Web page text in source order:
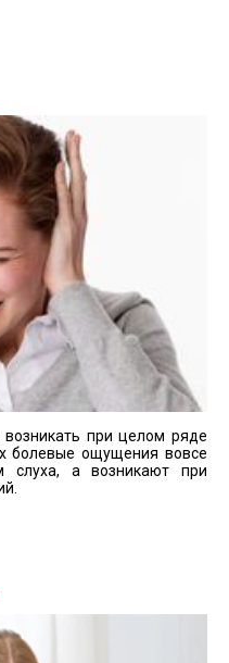
при целом ряде
болевые ощущения вовсе
слуха, а возникают при